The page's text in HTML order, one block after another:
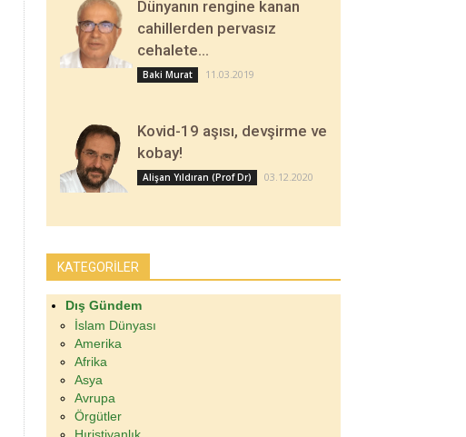
Dünyanın rengine kanan
cahillerden pervasız
cehalete…
Baki Murat 11.03.2019
Kovid-19 aşısı, devşirme ve
kobay!
Alişan Yıldıran (Prof Dr) 03.12.2020
KATEGORİLER
Dış Gündem
İslam Dünyası
Amerika
Afrika
Asya
Avrupa
Örgütler